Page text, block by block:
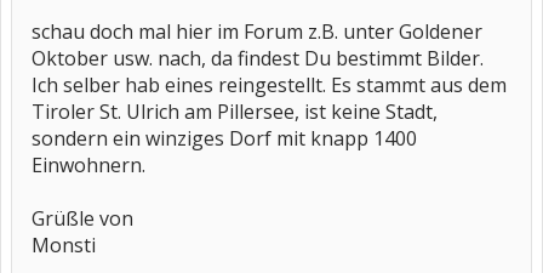
schau doch mal hier im Forum z.B. unter Goldener
Oktober usw. nach, da findest Du bestimmt Bilder.
Ich selber hab eines reingestellt. Es stammt aus dem
Tiroler St. Ulrich am Pillersee, ist keine Stadt,
sondern ein winziges Dorf mit knapp 1400
Einwohnern.
Grüßle von
Monsti